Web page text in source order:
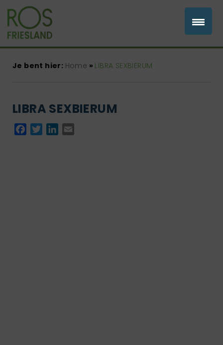
Je bent hier: Home » LIBRA SEXBIERUM
LIBRA SEXBIERUM
Facebook
TwitterLinkedIn